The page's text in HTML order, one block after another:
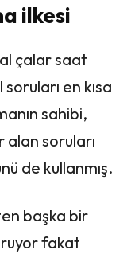
ilkesi
çalar saat
soruları en kısa
sahibi,
alan soruları
de kullanmış.
başka bir
fakat